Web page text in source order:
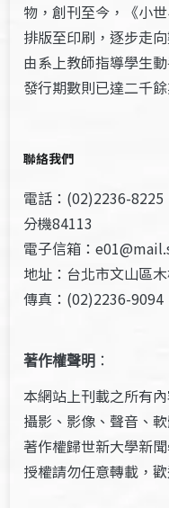
物，創刊至今，《小
排版至印刷，逐步走
由系上教師指導學生
發行期數則已達二千餘
聯絡我們
電話：(02)2236-8225
分機84113
電子信箱：
地址：台北市文山區
傳真：(02)2236-9094
著作權聲明 ：
本網站上刊載之所有
攝影、影像、聲音、
著作權歸世新大學新
授權請勿任意轉載，